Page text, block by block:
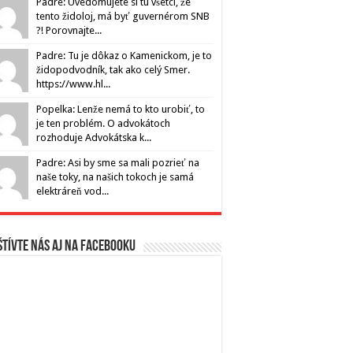
tento židoloj, má byť guvernérom SNB
?! Porovnajte...
Padre: Tu je dôkaz o Kamenickom, je to
židopodvodník, tak ako celý Smer.
https://www.hl...
Popelka: Lenže nemá to kto urobiť, to
je ten problém. O advokátoch
rozhoduje Advokátska k...
Padre: Asi by sme sa mali pozrieť na
naše toky, na našich tokoch je samá
elektráreň vod...
nás aj na Facebooku